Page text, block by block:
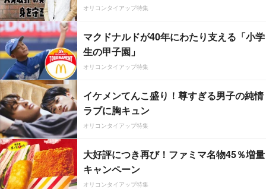
オリコンタイアップ特集
マクドナルドが40年にわたり支える「小学
生の甲子園」
オリコンタイアップ特集
イケメンてんこ盛り！尊すぎる男子の純情
ラブに胸キュン
オリコンタイアップ特集
大好評につき再び！ファミマ名物45％増量
キャンペーン
オリコンタイアップ特集